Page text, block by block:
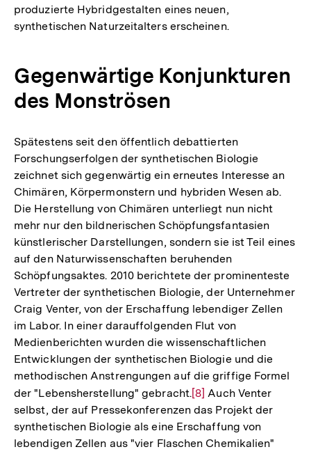
produzierte Hybridgestalten eines neuen,
synthetischen Naturzeitalters erscheinen.
Gegenwärtige Konjunkturen
des Monströsen
Spätestens seit den öffentlich debattierten
Forschungserfolgen der synthetischen Biologie
zeichnet sich gegenwärtig ein erneutes Interesse an
Chimären, Körpermonstern und hybriden Wesen ab.
Die Herstellung von Chimären unterliegt nun nicht
mehr nur den bildnerischen Schöpfungsfantasien
künstlerischer Darstellungen, sondern sie ist Teil eines
auf den Naturwissenschaften beruhenden
Schöpfungsaktes. 2010 berichtete der prominenteste
Vertreter der synthetischen Biologie, der Unternehmer
Craig Venter, von der Erschaffung lebendiger Zellen
im Labor. In einer darauffolgenden Flut von
Medienberichten wurden die wissenschaftlichen
Entwicklungen der synthetischen Biologie und die
methodischen Anstrengungen auf die griffige Formel
der "Lebensherstellung" gebracht.Zur
Auflösung
der
Fußnote
[8] Auch Venter
selbst, der auf Pressekonferenzen das Projekt der
synthetischen Biologie als eine Erschaffung von
lebendigen Zellen aus "vier Flaschen Chemikalien"